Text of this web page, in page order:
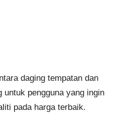
daging tempatan dan
untuk pengguna yang ingin
pada harga terbaik.